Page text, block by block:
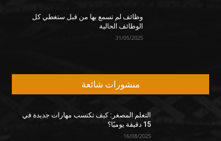
وظائف لم تسمع بها من قبل ستغطي كل
الوظائف الحالية
31/05/2025
منشورات شائعة
التعلم المصغر: كيف تكتسب مهارات جديدة في
15 دقيقة يوميًا؟
16/08/2025